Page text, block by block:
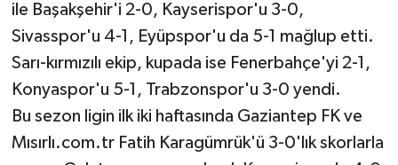
ile Başakşehir'i 2-0, Kayserispor'u 3-0,
Sivasspor'u 4-1, Eyüpspor'u da 5-1 mağlup etti.
Sarı-kırmızılı ekip, kupada ise Fenerbahçe'yi 2-1,
Konyaspor'u 5-1, Trabzonspor'u 3-0 yendi.
Bu sezon ligin ilk iki haftasında Gaziantep FK ve
Mısırlı.com.tr Fatih Karagümrük'ü 3-0'lık skorlarla